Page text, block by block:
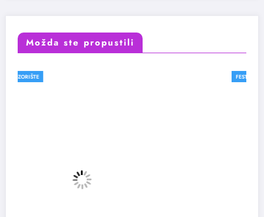
Možda ste propustili
FESTIVALI